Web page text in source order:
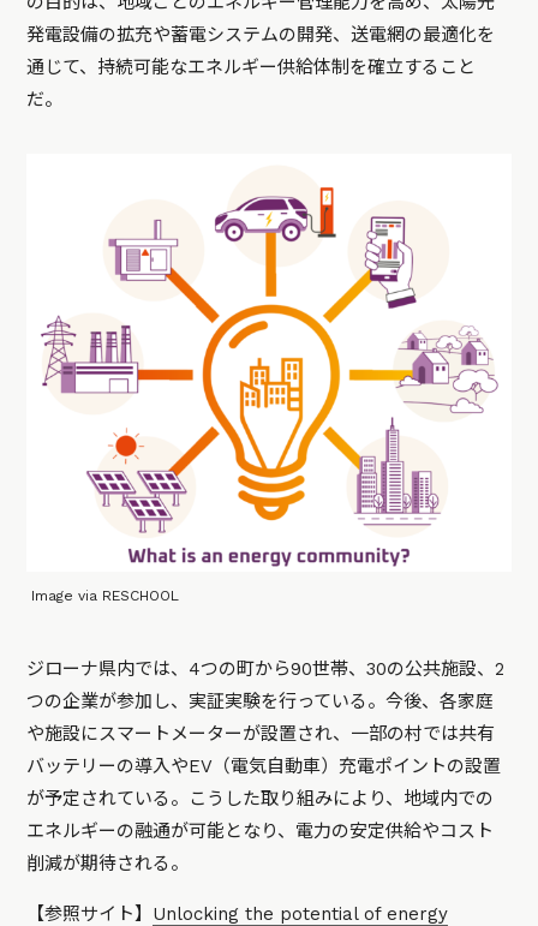
発電設備の拡充や蓄電システムの開発、送電網の最適化を
通じて、持続可能なエネルギー供給体制を確立すること
だ。
Image via RESCHOOL
ジローナ県内では、4つの町から90世帯、30の公共施設、2
つの企業が参加し、実証実験を行っている。今後、各家庭
や施設にスマートメーターが設置され、一部の村では共有
バッテリーの導入やEV（電気自動車）充電ポイントの設置
が予定されている。こうした取り組みにより、地域内での
エネルギーの融通が可能となり、電力の安定供給やコスト
削減が期待される。
【参照サイト】 Unlocking the potential of energy